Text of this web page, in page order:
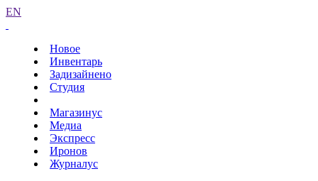
EN
Новое
Инвентарь
Задизайнено
Студия
Магазинус
Медиа
Экспресс
Иронов
Журналус